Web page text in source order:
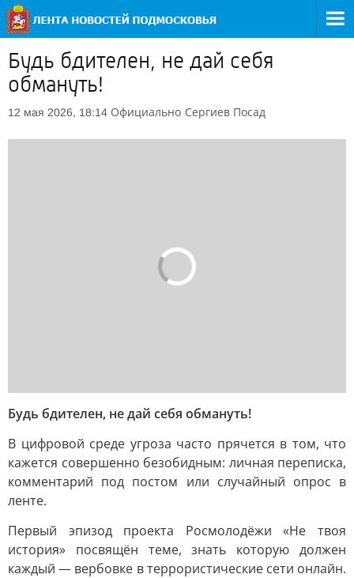
Будь бдителен, не дай себя
обмануть!
12 мая 2026, 18:14 Официально Сергиев Посад
Будь бдителен, не дай себя обмануть!
В цифровой среде угроза часто прячется в том, что
кажется совершенно безобидным: личная переписка,
комментарий под постом или случайный опрос в
ленте.
Первый эпизод проекта Росмолодёжи «Не твоя
история» посвящён теме, знать которую должен
каждый — вербовке в террористические сети онлайн.